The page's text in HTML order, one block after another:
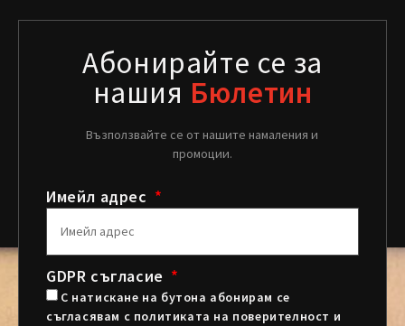
Абонирайте се за
нашия Бюлетин
Възползвайте се от нашите намаления и
промоции.
Имейл адрес
GDPR съгласие
С натискане на бутона абонирам се
съгласявам с политиката на поверителност и